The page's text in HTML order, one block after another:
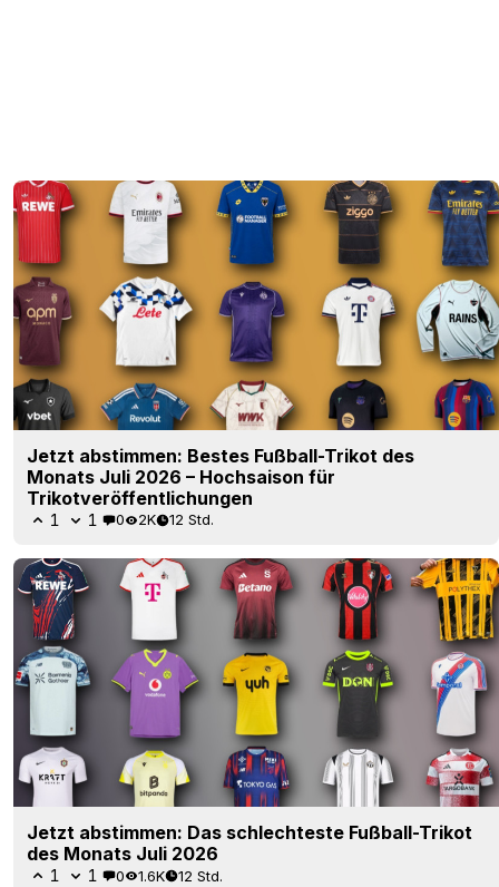
Jetzt abstimmen: Bestes Fußball-Trikot des
Monats Juli 2026 – Hochsaison für
Trikotveröffentlichungen
1 1 0 2K 12 Std.
Jetzt abstimmen: Das schlechteste Fußball-Trikot
des Monats Juli 2026
1 1 0 1.6K 12 Std.